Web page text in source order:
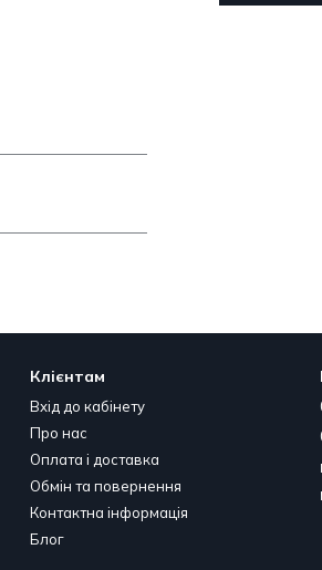
Клієнтам
Вхід до кабінету
Про нас
Оплата і доставка
Обмін та повернення
Контактна інформація
Блог